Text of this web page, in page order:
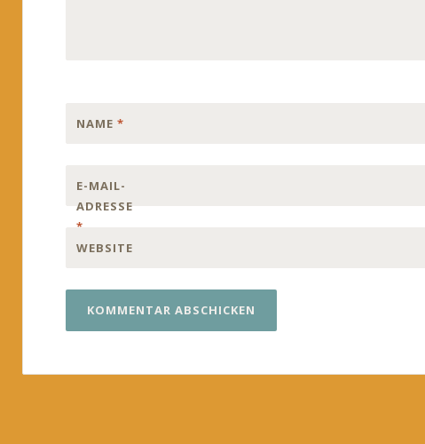
NAME*
E-MAIL-
ADRESSE
*
WEBSITE